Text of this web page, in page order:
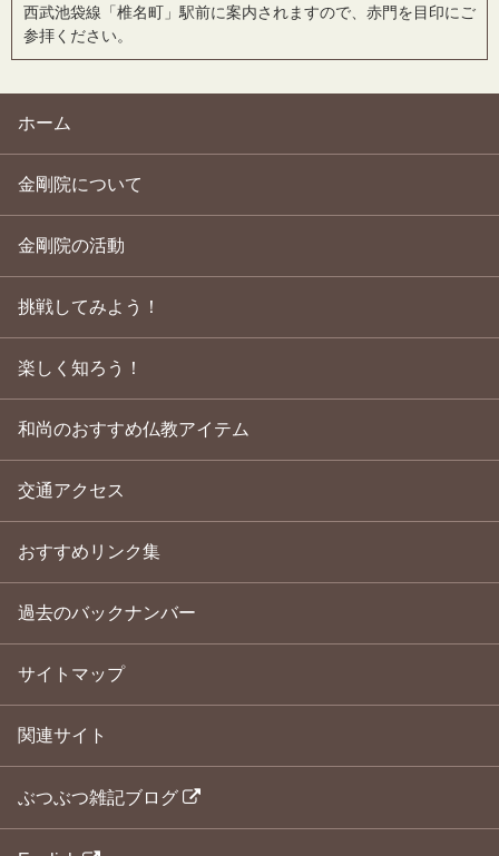
西武池袋線「椎名町」駅前に案内されますので、赤門を目印にご
参拝ください。
ホーム
金剛院について
金剛院の活動
挑戦してみよう！
楽しく知ろう！
和尚のおすすめ仏教アイテム
交通アクセス
おすすめリンク集
過去のバックナンバー
サイトマップ
関連サイト
ぶつぶつ雑記ブログ